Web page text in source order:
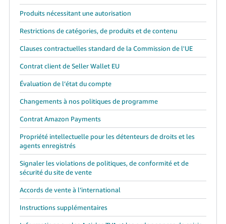
Produits nécessitant une autorisation
Restrictions de catégories, de produits et de contenu
Clauses contractuelles standard de la Commission de l'UE
Contrat client de Seller Wallet EU
Évaluation de l’état du compte
Changements à nos politiques de programme
Contrat Amazon Payments
Propriété intellectuelle pour les détenteurs de droits et les
agents enregistrés
Signaler les violations de politiques, de conformité et de
sécurité du site de vente
Accords de vente à l’international
Instructions supplémentaires